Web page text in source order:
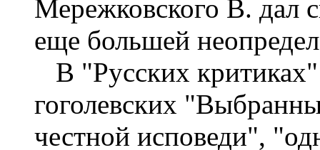
Мережковского В. дал
еще большей
В "Русских
гоголевских
честной исповеди",